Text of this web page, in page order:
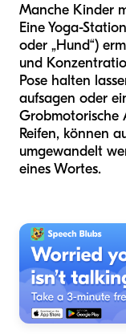
Manche Kinder
Eine Yoga-
oder „Hund“)
und
Pose halten
aufsagen oder
Grobmotorische
Reifen, können
umgewandelt
eines Wortes.